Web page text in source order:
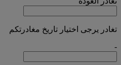
تغادر يرجى اختيار تاريخ مغادرتكم
-